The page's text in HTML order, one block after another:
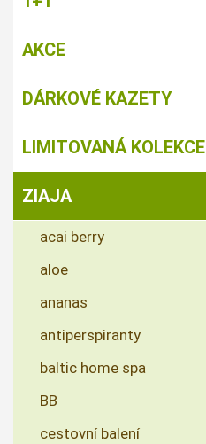
AKCE
DÁRKOVÉ KAZETY
LIMITOVANÁ KOLEKCE
ZIAJA
acai berry
aloe
ananas
antiperspiranty
baltic home spa
BB
cestovní balení